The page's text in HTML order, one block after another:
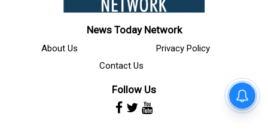
News Today Network
About Us
Privacy Policy
Contact Us
Follow Us